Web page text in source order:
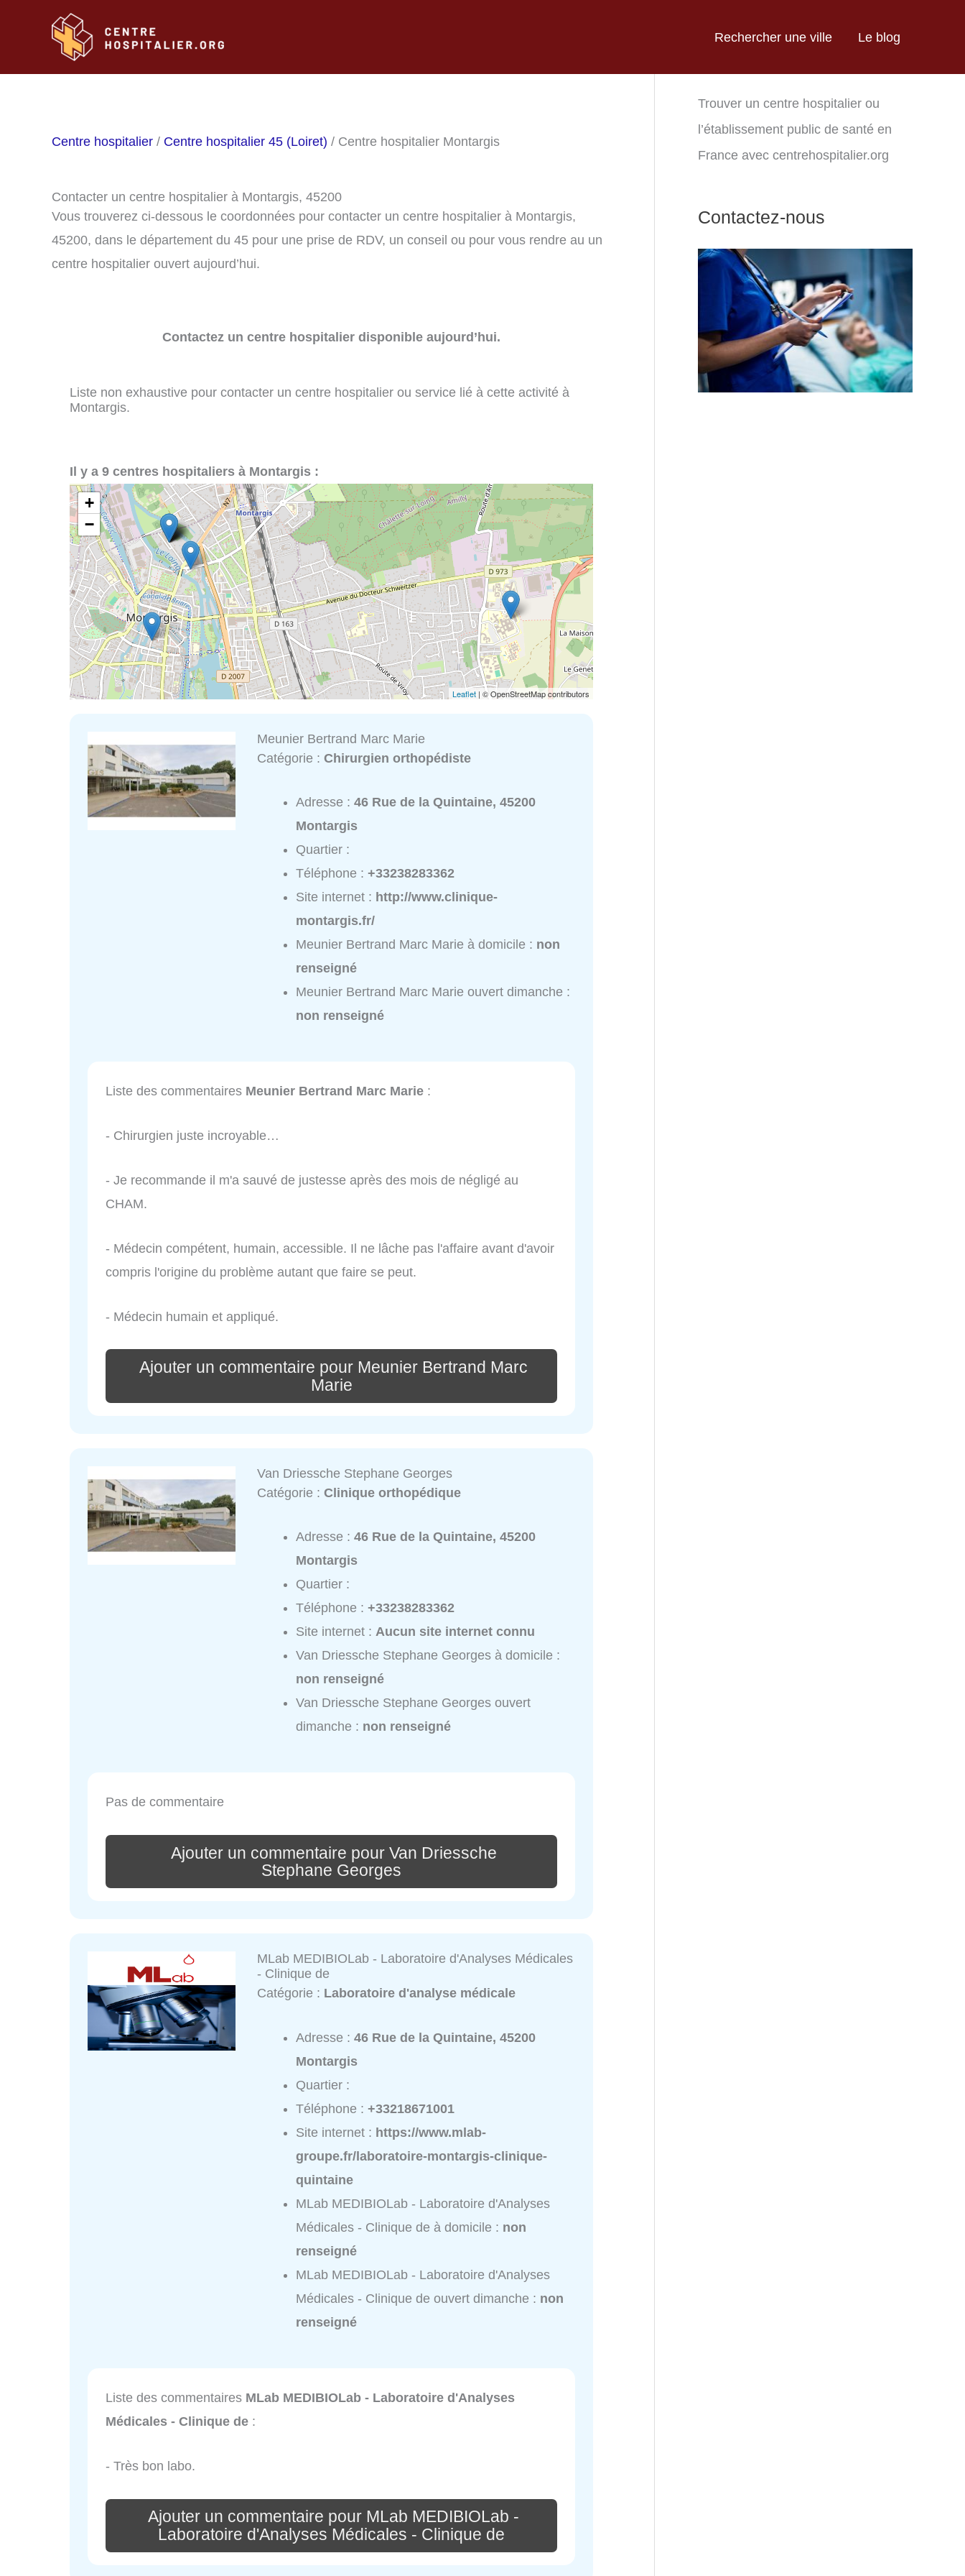
Rechercher une ville Le blog
Centre hospitalier / Centre hospitalier 45 (Loiret) / Centre hospitalier Montargis
Contacter un centre hospitalier à Montargis, 45200
Vous trouverez ci-dessous le coordonnées pour contacter un centre hospitalier à Montargis,
45200, dans le département du 45 pour une prise de RDV, un conseil ou pour vous rendre au un
centre hospitalier ouvert aujourd’hui.
Contactez un centre hospitalier disponible aujourd’hui.
Liste non exhaustive pour contacter un centre hospitalier ou service lié à cette activité à
Montargis.
Il y a 9 centres hospitaliers à Montargis :
+
−
Leaflet | © OpenStreetMap contributors
Meunier Bertrand Marc Marie
Catégorie :Chirurgien orthopédiste
Adresse :46 Rue de la Quintaine, 45200
Montargis
Quartier :
Téléphone :+33238283362
Site internet : http://www.clinique-
montargis.fr/
Meunier Bertrand Marc Marie à domicile : non
renseigné
Meunier Bertrand Marc Marie ouvert dimanche :
non renseigné
Liste des commentaires Meunier Bertrand Marc Marie :
- Chirurgien juste incroyable…
- Je recommande il m'a sauvé de justesse après des mois de négligé au
CHAM.
- Médecin compétent, humain, accessible. Il ne lâche pas l'affaire avant d'avoir
compris l'origine du problème autant que faire se peut.
- Médecin humain et appliqué.
Ajouter un commentaire pour Meunier Bertrand Marc
Marie
Van Driessche Stephane Georges
Catégorie :Clinique orthopédique
Adresse :46 Rue de la Quintaine, 45200
Montargis
Quartier :
Téléphone :+33238283362
Site internet :Aucun site internet connu
Van Driessche Stephane Georges à domicile :
non renseigné
Van Driessche Stephane Georges ouvert
dimanche : non renseigné
Pas de commentaire
Ajouter un commentaire pour Van Driessche
Stephane Georges
MLab MEDIBIOLab - Laboratoire d'Analyses Médicales
- Clinique de
Catégorie : Laboratoire d'analyse médicale
Adresse :46 Rue de la Quintaine, 45200
Montargis
Quartier :
Téléphone :+33218671001
Site internet : https://www.mlab-
groupe.fr/laboratoire-montargis-clinique-
quintaine
MLab MEDIBIOLab - Laboratoire d'Analyses
Médicales - Clinique de à domicile : non
renseigné
MLab MEDIBIOLab - Laboratoire d'Analyses
Médicales - Clinique de ouvert dimanche : non
renseigné
Liste des commentaires MLab MEDIBIOLab - Laboratoire d'Analyses
Médicales - Clinique de :
- Très bon labo.
Ajouter un commentaire pour MLab MEDIBIOLab -
Laboratoire d'Analyses Médicales - Clinique de
Trouver un centre hospitalier ou
l’établissement public de santé en
France avec centrehospitalier.org
Contactez-nous